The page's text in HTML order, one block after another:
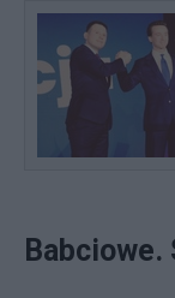
Babciowe.